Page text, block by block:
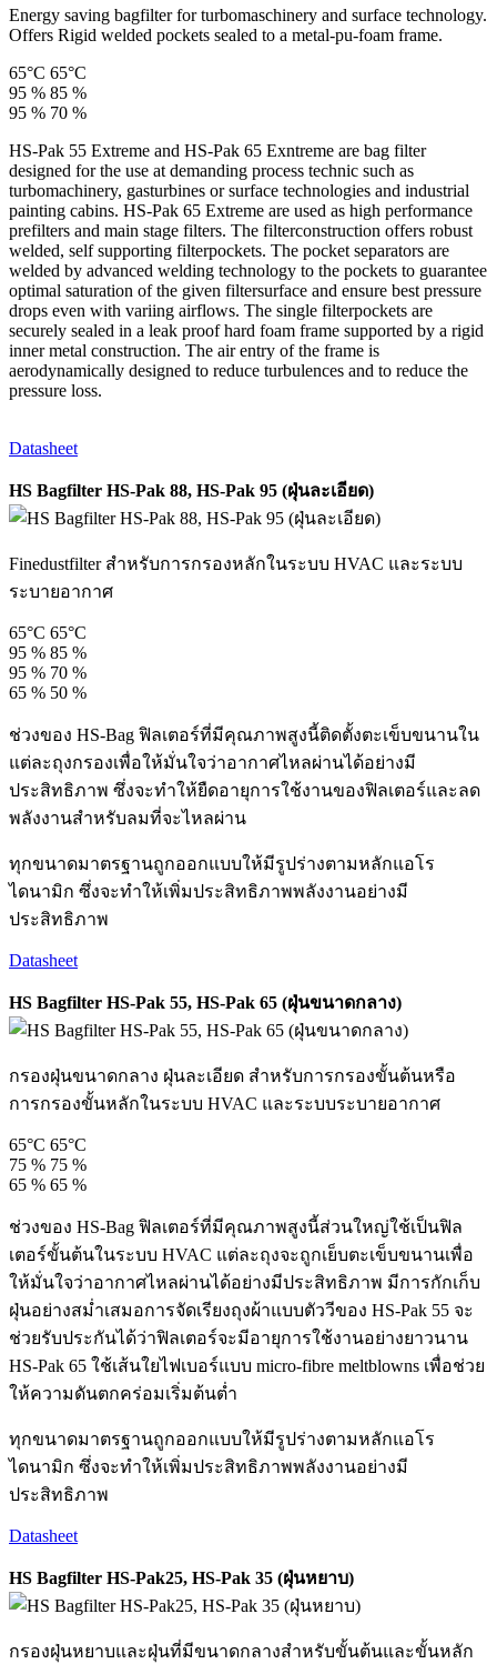
Energy saving bagfilter for turbomaschinery and surface technology.
Offers Rigid welded pockets sealed to a metal-pu-foam frame.
65°C 65°C
95 % 85 %
95 % 70 %
HS-Pak 55 Extreme and HS-Pak 65 Exntreme are bag filter
designed for the use at demanding process technic such as
turbomachinery, gasturbines or surface technologies and industrial
painting cabins. HS-Pak 65 Extreme are used as high performance
prefilters and main stage filters. The filterconstruction offers robust
welded, self supporting filterpockets. The pocket separators are
welded by advanced welding technology to the pockets to guarantee
optimal saturation of the given filtersurface and ensure best pressure
drops even with variing airflows. The single filterpockets are
securely sealed in a leak proof hard foam frame supported by a rigid
inner metal construction. The air entry of the frame is
aerodynamically designed to reduce turbulences and to reduce the
pressure loss.
Datasheet
HS Bagfilter HS-Pak 88, HS-Pak 95 (ฝุ่นละเอียด)
Finedustfilter สำหรับการกรองหลักในระบบ HVAC และระบบ
ระบายอากาศ
65°C 65°C
95 % 85 %
95 % 70 %
65 % 50 %
ช่วงของ HS-Bag ฟิลเตอร์ที่มีคุณภาพสูงนี้ติดตั้งตะเข็บขนานใน
แต่ละถุงกรองเพื่อให้มั่นใจว่าอากาศไหลผ่านได้อย่างมี
ประสิทธิภาพ ซึ่งจะทำให้ยืดอายุการใช้งานของฟิลเตอร์และลด
พลังงานสำหรับลมที่จะไหลผ่าน
ทุกขนาดมาตรฐานถูกออกแบบให้มีรูปร่างตามหลักแอโร
ไดนามิก ซึ่งจะทำให้เพิ่มประสิทธิภาพพลังงานอย่างมี
ประสิทธิภาพ
Datasheet
HS Bagfilter HS-Pak 55, HS-Pak 65 (ฝุ่นขนาดกลาง)
กรองฝุ่นขนาดกลาง ฝุ่นละเอียด สำหรับการกรองขั้นต้นหรือ
การกรองขั้นหลักในระบบ HVAC และระบบระบายอากาศ
65°C 65°C
75 % 75 %
65 % 65 %
ช่วงของ HS-Bag ฟิลเตอร์ที่มีคุณภาพสูงนี้ส่วนใหญ่ใช้เป็นฟิล
เตอร์ขั้นต้นในระบบ HVAC แต่ละถุงจะถูกเย็บตะเข็บขนานเพื่อ
ให้มั่นใจว่าอากาศไหลผ่านได้อย่างมีประสิทธิภาพ มีการกักเก็บ
ฝุ่นอย่างสม่ำเสมอการจัดเรียงถุงผ้าแบบตัววีของ HS-Pak 55 จะ
ช่วยรับประกันได้ว่าฟิลเตอร์จะมีอายุการใช้งานอย่างยาวนาน
HS-Pak 65 ใช้เส้นใยไฟเบอร์แบบ micro-fibre meltblowns เพื่อช่วย
ให้ความดันตกคร่อมเริ่มต้นต่ำ
ทุกขนาดมาตรฐานถูกออกแบบให้มีรูปร่างตามหลักแอโร
ไดนามิก ซึ่งจะทำให้เพิ่มประสิทธิภาพพลังงานอย่างมี
ประสิทธิภาพ
Datasheet
HS Bagfilter HS-Pak25, HS-Pak 35 (ฝุ่นหยาบ)
กรองฝุ่นหยาบและฝุ่นที่มีขนาดกลางสำหรับขั้นต้นและขั้นหลัก